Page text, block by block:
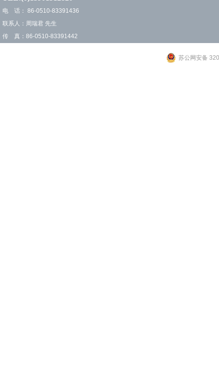
电 话： 86-0510-83391436
联系人：周瑞君 先生
传 真：86-0510-83391442
苏公网安备